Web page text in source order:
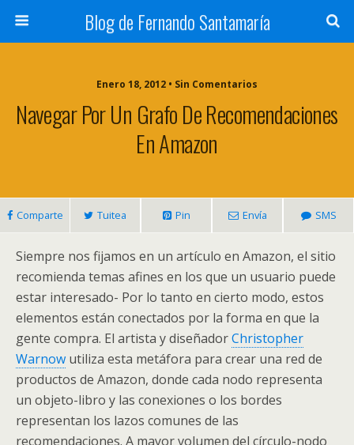
Blog de Fernando Santamaría
Enero 18, 2012 • Sin Comentarios
Navegar Por Un Grafo De Recomendaciones
En Amazon
Comparte Tuitea Pin Envía SMS
Siempre nos fijamos en un artículo en Amazon, el sitio
recomienda temas afines en los que un usuario puede
estar interesado- Por lo tanto en cierto modo, estos
elementos están conectados por la forma en que la
gente compra. El artista y diseñadorChristopher
Warnow utiliza esta metáfora para crear una red de
productos de Amazon, donde cada nodo representa
un objeto-libro y las conexiones o los bordes
representan los lazos comunes de las
recomendaciones. A mayor volumen del círculo-nodo